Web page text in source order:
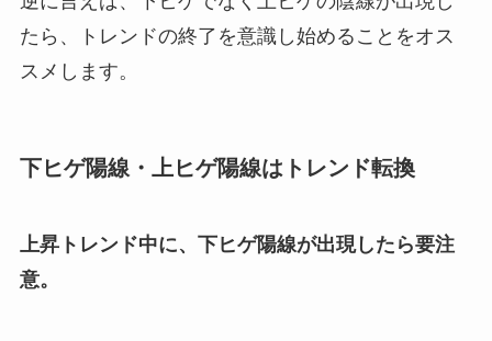
たら、トレンドの終了を意識し始めることをオス
スメします。
下ヒゲ陽線・上ヒゲ陽線はトレンド転換
上昇トレンド中に、下ヒゲ陽線が出現したら要注
意。